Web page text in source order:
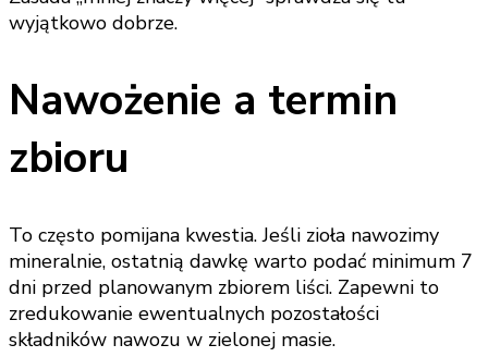
wyjątkowo dobrze.
Nawożenie a termin
zbioru
To często pomijana kwestia. Jeśli zioła nawozimy
mineralnie, ostatnią dawkę warto podać minimum 7
dni przed planowanym zbiorem liści. Zapewni to
zredukowanie ewentualnych pozostałości
składników nawozu w zielonej masie.